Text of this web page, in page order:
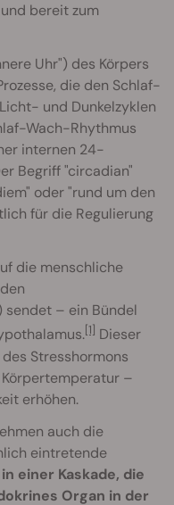
bereit zum
Uhr") des Körpers
die den Schlaf-
und Dunkelzyklen
Wach-Rhythmus
internen 24-
Begriff "circadian"
oder "rund um den
für die Regulierung
die menschliche
sendet – ein Bündel
[1] Dieser
Stresshormons
–
erhöhen.
auch die
eintretende
einer Kaskade, die
Organ in der